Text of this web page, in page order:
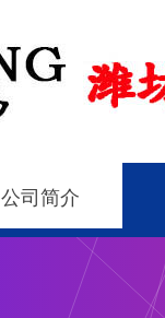
公司简介